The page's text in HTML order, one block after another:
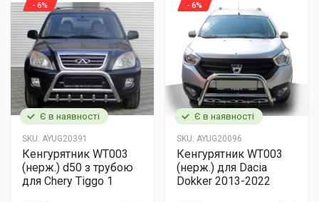
Є в наявності
SKU: AYUG20391
- 6%
Кенгурятник WT003
(нерж.) d50 з трубою
для Chery Tiggo 1
Є в наявності
SKU: AYUG20096
- 6%
Кенгурятник WT003
(нерж.) для Dacia
Dokker 2013-2022